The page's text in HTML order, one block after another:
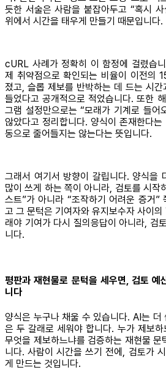
듯한 서술은 사람을 붙잡아두고 “혹시
위에서 시간을 태우게 만들기 때문입니다.
cURL 사례가 정확히 이 함정에 걸렸습
제 취약점으로 확인되는 비율이 이전의
졌고, 슬롭 제보를 반박하는 데 드는 시
들었다고 공개적으로 적었습니다. 또한
그램 설정만으로는 “모래가 기계로 들어
않았다고 정리합니다. 양식이 존재한다
동으로 줄어들지는 않는다는 뜻입니다.
그래서 여기서 방향이 갈립니다. 양식을
많이 쓰게 하는 쪽이 아니라, 검토를 시작
스트”가 아니라 “조작하기 어려운 증거”
고 그 문턱은 기여자와 유지보수자 사이
래야 기여가 다시 질의응답이 아니라, 검
니다.
평판과 재현물로 문턱을 세우면, 검토 예
니다
양식은 누구나 채울 수 있습니다. AI는 더
은 두 갈래로 세워야 합니다. 누가 제보하
무엇을 제보하느냐를 검증하는 재현물
니다. 사람이 시간을 쓰기 전에, 검토가
게 만드는 것입니다.